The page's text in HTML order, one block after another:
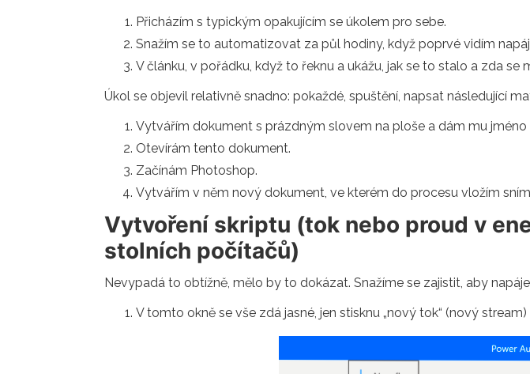
Přicházím s typickým opakujícím se úkolem pro sebe.
Snažím se to automatizovat za půl hodiny, když poprvé vidím
V článku, v pořádku, když to řeknu a ukážu, jak se to stalo a zda se
Úkol se objevil relativně snadno: pokaždé, spuštění, napsat následující
Vytvářím dokument s prázdným slovem na ploše a dám mu
Otevírám tento dokument.
Začínám Photoshop.
Vytvářím v něm nový dokument, ve kterém do procesu vložím
Vytvoření skriptu (tok nebo proud v
stolních počítačů)
Nevypadá to obtížně, mělo by to dokázat. Snažíme se zajistit, aby
V tomto okně se vše zdá jasné, jen stisknu „nový tok“ (nový